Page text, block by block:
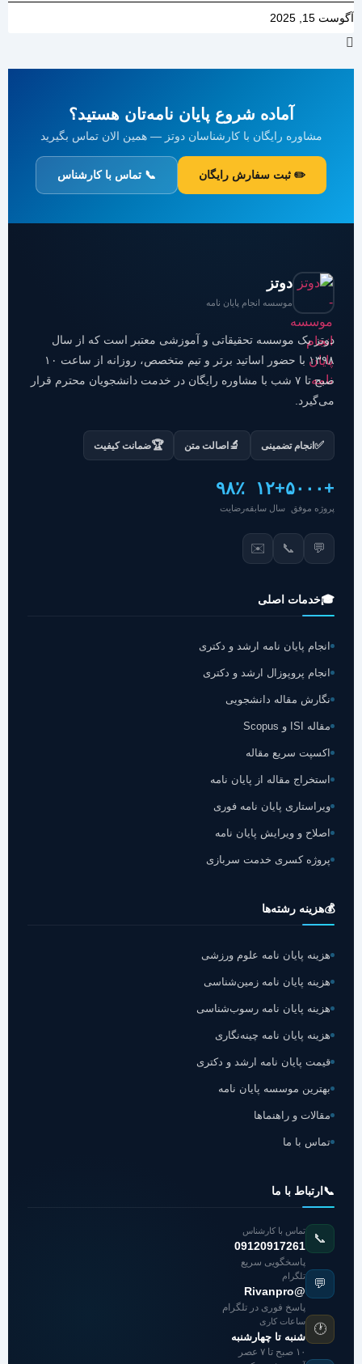
آگوست 15, 2025
آماده شروع پایان نامه‌تان هستید؟
مشاوره رایگان با کارشناسان دوتز — همین الان تماس بگیرید
✏️ ثبت سفارش رایگان 📞 تماس با کارشناس
دوتز
موسسه انجام پایان نامه
دوتز یک موسسه تحقیقاتی و آموزشی معتبر است که از سال
۱۳۹۸ با حضور اساتید برتر و تیم متخصص، روزانه از ساعت ۱۰
صبح تا ۷ شب با مشاوره رایگان در خدمت دانشجویان محترم قرار
می‌گیرد.
✅انجام تضمینی 🔬اصالت متن 🏆ضمانت کیفیت
+۵۰۰۰
پروژه موفق
+۱۲
سال سابقه
۹۸٪
رضایت
💬
📞
✉️
🎓خدمات اصلی
انجام پایان نامه ارشد و دکتری
انجام پروپوزال ارشد و دکتری
نگارش مقاله دانشجویی
مقاله ISI و Scopus
اکسپت سریع مقاله
استخراج مقاله از پایان نامه
ویراستاری پایان نامه فوری
اصلاح و ویرایش پایان نامه
پروژه کسری خدمت سربازی
💰هزینه رشته‌ها
هزینه پایان نامه علوم ورزشی
هزینه پایان نامه زمین‌شناسی
هزینه پایان نامه رسوب‌شناسی
هزینه پایان نامه چینه‌نگاری
قیمت پایان نامه ارشد و دکتری
بهترین موسسه پایان نامه
مقالات و راهنماها
تماس با ما
📞 ارتباط با ما
📞
تماس با کارشناس
09120917261
پاسخگویی سریع
💬
تلگرام
@Rivanpro
پاسخ فوری در تلگرام
🕐
ساعات کاری
شنبه تا چهارشنبه
۱۰ صبح تا ۷ عصر